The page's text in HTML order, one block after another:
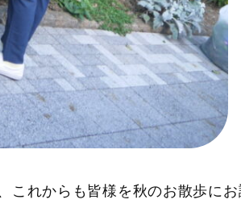
これからも皆様を秋のお散歩にお